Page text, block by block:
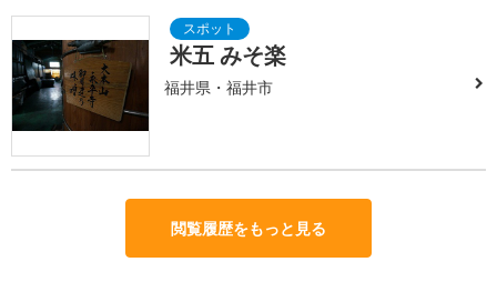
米五 みそ楽
福井県・福井市
閲覧履歴をもっと見る